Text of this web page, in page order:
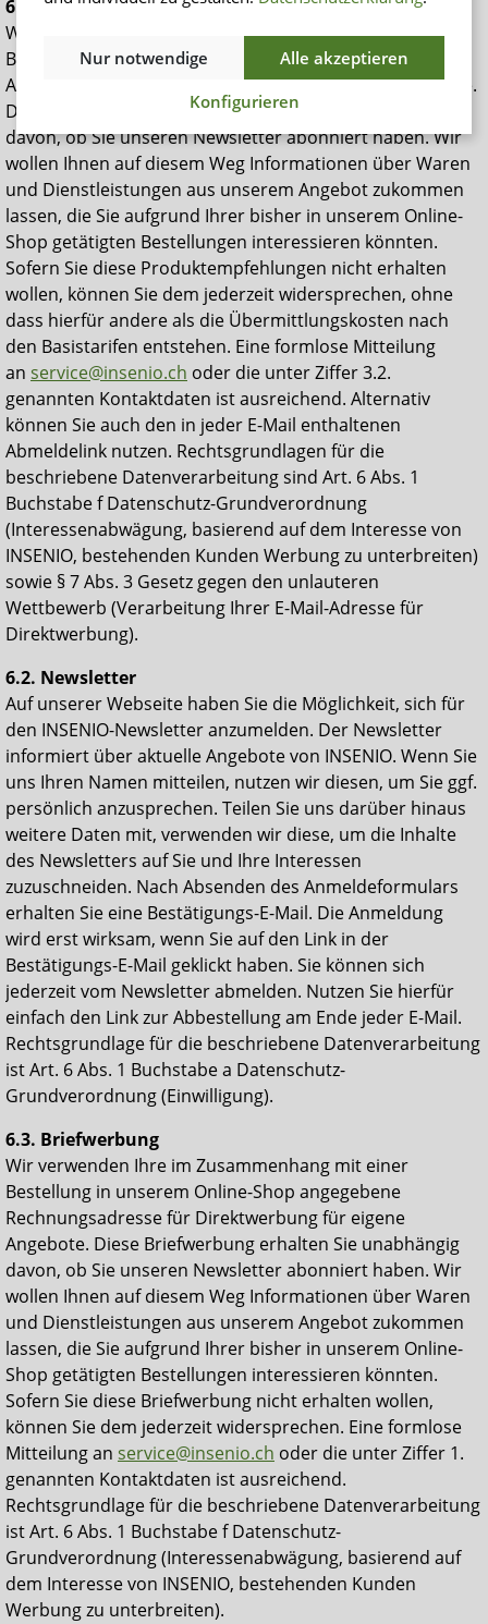
6.1. Direktwerbung per E-Mail
Wir verwenden Ihre im Zusammenhang mit einer
Bestellung in unserem Online-Shop angegebene E-Mail-
Adresse für Direktwerbung für eigene ähnliche Angebote.
Diese Produktempfehlungen erhalten Sie unabhängig
davon, ob Sie unseren Newsletter abonniert haben. Wir
wollen Ihnen auf diesem Weg Informationen über Waren
und Dienstleistungen aus unserem Angebot zukommen
lassen, die Sie aufgrund Ihrer bisher in unserem Online-
Shop getätigten Bestellungen interessieren könnten.
Sofern Sie diese Produktempfehlungen nicht erhalten
wollen, können Sie dem jederzeitwidersprechen, ohne
dass hierfür andere als die Übermittlungskosten nach
den Basistarifen entstehen. Eine formlose Mitteilung
an service@insenio.ch oder die unter Ziffer 3.2.
genannten Kontaktdaten ist ausreichend. Alternativ
können Sie auch den in jeder E-Mail enthaltenen
Abmeldelink nutzen. Rechtsgrundlagen für die
beschriebene Datenverarbeitung sind Art. 6 Abs. 1
Buchstabe f Datenschutz-Grundverordnung
(Interessenabwägung, basierend auf dem Interesse von
INSENIO, bestehenden Kunden Werbung zu unterbreiten)
sowie § 7 Abs. 3 Gesetz gegen den unlauteren
Wettbewerb (Verarbeitung Ihrer E-Mail-Adresse für
Direktwerbung).
6.2. Newsletter
Auf unserer Webseite haben Sie die Möglichkeit, sich für
den INSENIO-Newsletter anzumelden. Der Newsletter
informiert über aktuelle Angebote von INSENIO. Wenn Sie
uns Ihren Namen mitteilen, nutzen wir diesen, um Sie ggf.
persönlich anzusprechen. Teilen Sie uns darüber hinaus
weitere Daten mit, verwenden wir diese, um die Inhalte
des Newsletters auf Sie und Ihre Interessen
zuzuschneiden. Nach Absenden des Anmeldeformulars
erhalten Sie eine Bestätigungs-E-Mail. Die Anmeldung
wird erst wirksam, wenn Sie auf den Link in der
Bestätigungs-E-Mail geklickt haben. Sie können sich
jederzeit vom Newsletter abmelden. Nutzen Sie hierfür
einfach den Link zur Abbestellung am Ende jeder E-Mail.
Rechtsgrundlage für die beschriebene Datenverarbeitung
ist Art. 6 Abs. 1 Buchstabe a Datenschutz-
Grundverordnung (Einwilligung).
6.3. Briefwerbung
Wir verwenden Ihre im Zusammenhang mit einer
Bestellung in unserem Online-Shop angegebene
Rechnungsadresse für Direktwerbung für eigene
Angebote. Diese Briefwerbung erhalten Sie unabhängig
davon, ob Sie unseren Newsletter abonniert haben. Wir
wollen Ihnen auf diesem Weg Informationen über Waren
und Dienstleistungen aus unserem Angebot zukommen
lassen, die Sie aufgrund Ihrer bisher in unserem Online-
Shop getätigten Bestellungen interessieren könnten.
Sofern Sie diese Briefwerbung nicht erhalten wollen,
können Sie dem jederzeitwidersprechen. Eine formlose
Mitteilung an service@insenio.ch oder die unter Ziffer 1.
genannten Kontaktdaten ist ausreichend.
Rechtsgrundlage für die beschriebene Datenverarbeitung
ist Art. 6 Abs. 1 Buchstabe f Datenschutz-
Grundverordnung (Interessenabwägung, basierend auf
dem Interesse von INSENIO, bestehenden Kunden
Werbung zu unterbreiten).
Nur notwendige
Alle akzeptieren
Konfigurieren